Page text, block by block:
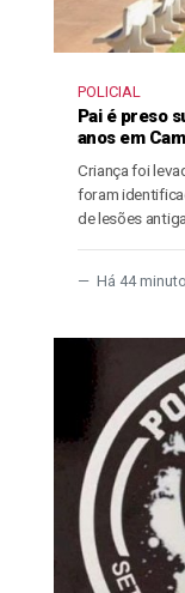
POLICIAL
Pai é preso
anos em
Criança foi
foram
de lesões
Há 44